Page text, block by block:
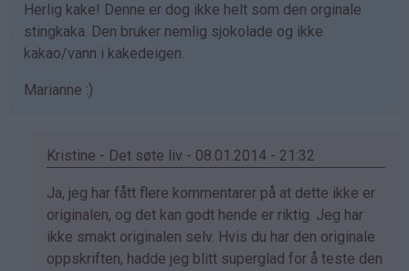
bekreftet)
Herlig kake! Denne er dog ikke helt som den orginale
stingkaka. Den bruker nemlig sjokolade og ikke
kakao/vann i kakedeigen.
Marianne :)
Kristine - Det søte liv - 08.01.2014 - 21:32
Som
svar
på
av
Ja, jeg har fått flere kommentarer på at dette ikke er
originalen, og det kan godt hende er riktig. Jeg har
ikke smakt originalen selv. Hvis du har den originale
oppskriften, hadde jeg blitt superglad for å teste den